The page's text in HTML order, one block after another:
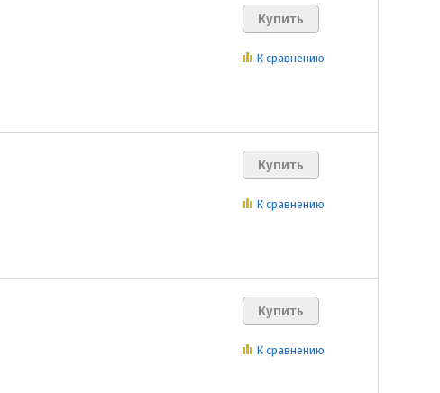
К сравнению
К сравнению
К сравнению